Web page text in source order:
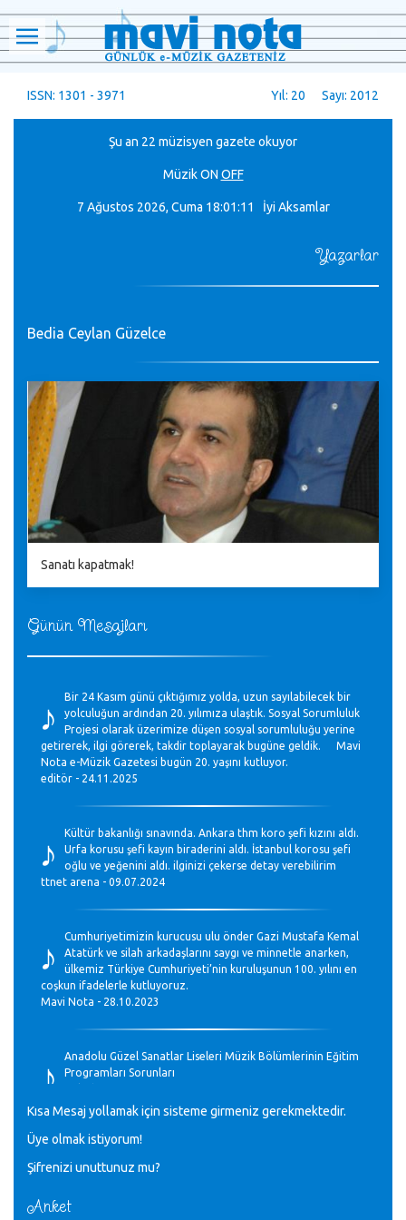
ISSN: 1301 - 3971 Yıl: 20 Sayı: 2012
Şu an 22 müzisyen gazete okuyor
MüzikON OFF
7 Ağustos 2026, Cuma 18:01:12 İyi Aksamlar
Günün Mesajları
♪
Bir 24 Kasım günü çıktığımız yolda, uzun sayılabilecek bir
yolculuğun ardından 20. yılımıza ulaştık. Sosyal Sorumluluk
Projesi olarak üzerimize düşen sosyal sorumluluğu yerine
getirerek, ilgi görerek, takdir toplayarak bugüne geldik. Mavi
Nota e-Müzik Gazetesi bugün 20. yaşını kutluyor.
editör - 24.11.2025
♪
Kültür bakanlığı sınavında. Ankara thm koro şefi kızını aldı.
Urfa korusu şefi kayın biraderini aldı. İstanbul korosu şefi
oğlu ve yeğenini aldı. ilginizi çekerse detay verebilirim
ttnet arena - 09.07.2024
♪
Cumhuriyetimizin kurucusu ulu önder Gazi Mustafa Kemal
Atatürk ve silah arkadaşlarını saygı ve minnetle anarken,
ülkemiz Türkiye Cumhuriyeti’nin kuruluşunun 100. yılını en
coşkun ifadelerle kutluyoruz.
Mavi Nota - 28.10.2023
♪
Anadolu Güzel Sanatlar Liseleri Müzik Bölümlerinin Eğitim
Programları Sorunları
♪
GEÇMİŞ OLSUN TÜRKİYE!
Mavi Nota - 07.02.2023
30 yıl sonra karşılaşmak çok güzel Kurtuluş, teveccüh
Kısa Mesaj yollamak için sisteme girmeniz gerekmektedir.
Üye olmak istiyorum!
Şifrenizi unuttunuz mu?
Anket
Yazarlar
Bedia Ceylan Güzelce
Sanatı kapatmak!